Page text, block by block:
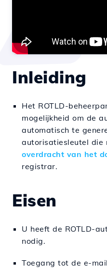
Inleiding
Het ROTLD-
mogelijkheid om de
automatisch te
autorisatiesleutel die
overdracht van het
registrar.
Eisen
U heeft de ROTLD-
nodig.
Toegang tot de e-